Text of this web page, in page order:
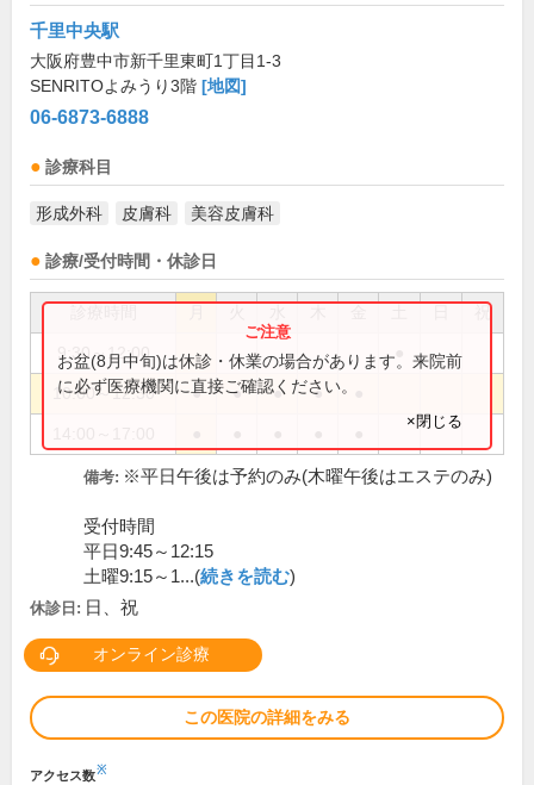
千里中央駅
大阪府豊中市新千里東町1丁目1-3
SENRITOよみうり3階 [地図]
06-6873-6888
診療科目
形成外科 皮膚科 美容皮膚科
診療/受付時間・休診日
祝
9:30～12:00
10:00～12:30 ● ● ● ●
お盆(8月中旬)は休診・休業の場合があります。来院前
に必ず医療機関に直接ご確認ください。
×閉じる
備考: ※平日午後は予約のみ(木曜午後はエステのみ)
受付時間
平日9:45～12:15
土曜9:15～1...(続きを読む)
休診日: 日、祝
オンライン診療
この医院の詳細をみる
アクセス数※